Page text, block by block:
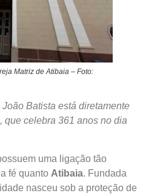
Matriz de Atibaia – Foto:
Batista está diretamente
que celebra 361 anos no dia
uma ligação tão
fé quanto Atibaia. Fundada
nasceu sob a proteção de